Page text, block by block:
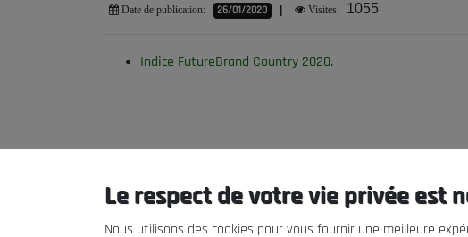
Date de publication: 26/01/2020 Visites: 1055
Indice FutureBrand Country 2020.
26/01/2020
Le respect de votre vie privée est
Nous utilisons des cookies pour vous fournir une meilleure